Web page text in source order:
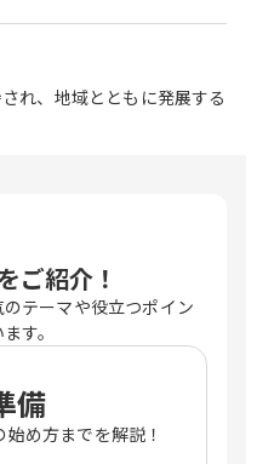
れ、地域とともに発展する
ご紹介！
テーマや役立つポイン
す。
備
め方までを解説！